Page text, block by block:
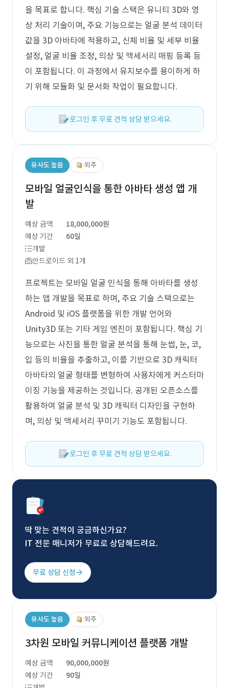
을 목표로 합니다. 핵심 기술 스택은 유니티 3D와 영
상 처리 기술이며, 주요 기능으로는 얼굴 분석 데이터
값을 3D 아바타에 적용하고, 신체 비율 및 세부 비율
설정, 얼굴 비율 조정, 의상 및 액세서리 매핑 등록 등
이 포함됩니다. 이 과정에서 유지보수를 용이하게 하
기 위해 모듈화 및 문서화 작업이 필요합니다.
로그인 후 무료 견적 상담 받으세요.
유사도 높음 외주
모바일 얼굴인식을 통한 아바타 생성 앱 개
발
예상 금액
18,000,000원
예상 기간
60일
개발
안드로이드 외 1개
프로젝트는 모바일 얼굴 인식을 통해 아바타를 생성
하는 앱 개발을 목표로 하며, 주요 기술 스택으로는
Android 및 iOS 플랫폼을 위한 개발 언어와
Unity3D 또는 기타 게임 엔진이 포함됩니다. 핵심 기
능으로는 사진을 통한 얼굴 분석을 통해 눈썹, 눈, 코,
입 등의 비율을 추출하고, 이를 기반으로 3D 캐릭터
아바타의 얼굴 형태를 변형하여 사용자에게 커스터마
이징 기능을 제공하는 것입니다. 공개된 오픈소스를
활용하여 얼굴 분석 및 3D 캐릭터 디자인을 구현하
며, 의상 및 액세서리 꾸미기 기능도 포함됩니다.
로그인 후 무료 견적 상담 받으세요.
딱 맞는 견적이 궁금하신가요?
IT 전문 매니저가 무료로 상담해드려요.
무료 상담 신청
유사도 높음 외주
3차원 모바일 커뮤니케이션 플랫폼 개발
예상 금액
90,000,000원
예상 기간
90일